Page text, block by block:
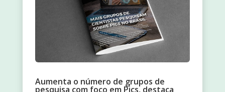
Aumenta o número de grupos de
pesquisa com foco em Pics, destaca